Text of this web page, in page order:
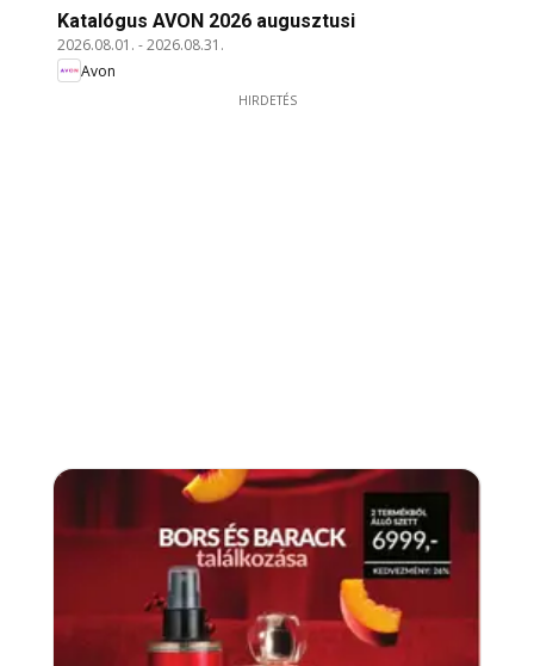
Katalógus AVON 2026 augusztusi
2026.08.01. -2026.08.31.
Avon
HIRDETÉS